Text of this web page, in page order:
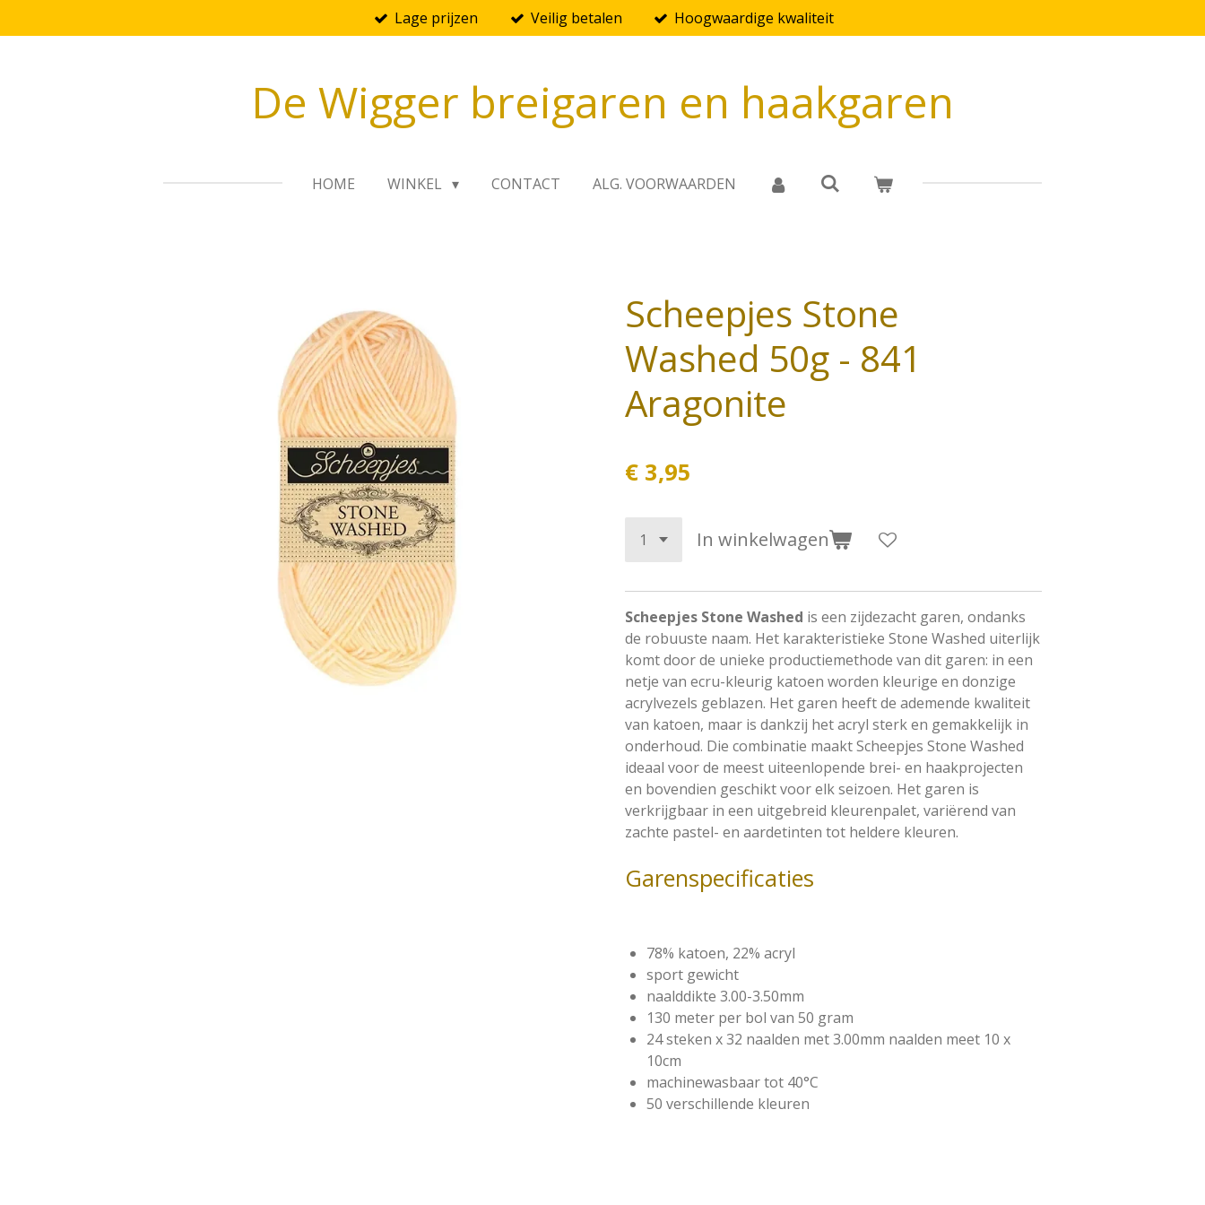
direct
Lage prijzen Veilig betalen Hoogwaardige kwaliteit
De Wigger breigaren en haakgaren
HOME WINKEL CONTACT ALG. VOORWAARDEN
Scheepjes Stone
Washed 50g - 841
Aragonite
€ 3,95
In winkelwagen
Scheepjes Stone Washed is een zijdezacht garen, ondanks
de robuuste naam. Het karakteristieke Stone Washed uiterlijk
komt door de unieke productiemethode van dit garen: in een
netje van ecru-kleurig katoen worden kleurige en donzige
acrylvezels geblazen. Het garen heeft de ademende kwaliteit
van katoen, maar is dankzij het acryl sterk en gemakkelijk in
onderhoud. Die combinatie maakt Scheepjes Stone Washed
ideaal voor de meest uiteenlopende brei- en haakprojecten
en bovendien geschikt voor elk seizoen. Het garen is
verkrijgbaar in een uitgebreid kleurenpalet, variërend van
zachte pastel- en aardetinten tot heldere kleuren.
Garenspecificaties
78% katoen, 22% acryl
sport gewicht
naalddikte 3.00-3.50mm
130 meter per bol van 50 gram
24 steken x 32 naalden met 3.00mm naalden meet 10 x
10cm
machinewasbaar tot 40°C
50 verschillende kleuren